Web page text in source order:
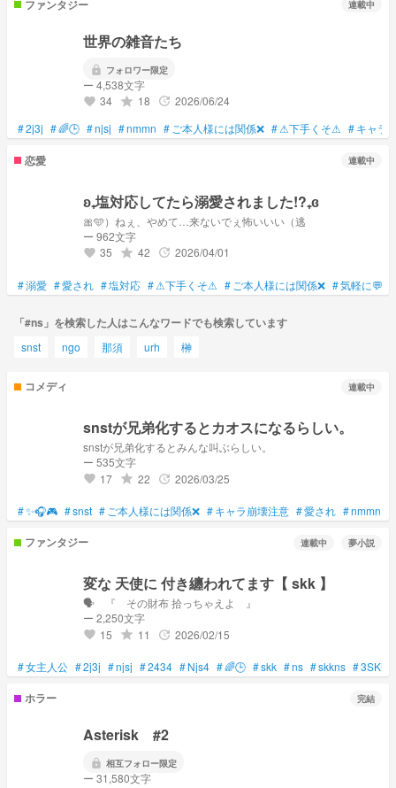
ファンタジー 連載中
世界の雑音たち
lock フォロワー限定
ー 4,538文字
favorite 34 grade 18 update 2026/06/24
#2j3j #🌈🕒 #njsj #nmmn #ご本人様には関係❌ #⚠下手くそ⚠ #キャラ
恋愛 連載中
ʚ₊塩対応してたら溺愛されました!?₊ɞ
🎀🩵）ねぇ、やめて…来ないでぇ怖いいい（逃
ー 962文字
favorite 35 grade 42 update 2026/04/01
#溺愛 #愛され #塩対応 #⚠下手くそ⚠ # ご本人様には関係❌ #気軽に💬し
「#ns」を検索した人はこんなワードでも検索しています
snst ngo 那須 urh 榊
コメディ 連載中
snstが兄弟化するとカオスになるらしい。
snstが兄弟化するとみんな叫ぶらしい。
ー 535文字
favorite 17 grade 22 update 2026/03/25
#✨️🎧️🎮️ #snst # ご本人様には関係❌ #キャラ崩壊注意 #愛され #nmmn
ファンタジー 連載中 夢小説
変な 天使に 付き纏われてます【 skk 】
🗣️ 『 その財布 拾っちゃえよ 』
ー 2,250文字
favorite 15 grade 11 update 2026/02/15
#女主人公 #2j3j #njsj #2434 #Njs4 #🌈🕒️ #skk #ns #skkns #3SKM
ホラー 完結
Asterisk #2
lock 相互フォロー限定
ー 31,580文字